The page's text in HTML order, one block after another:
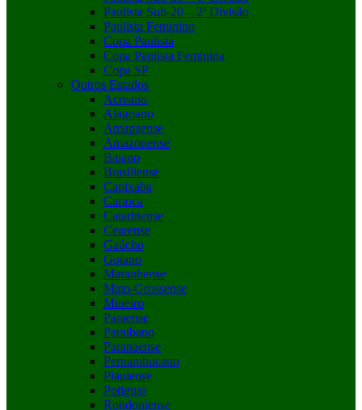
Paulista Sub-20 – 2ª Divisão
Paulista Feminino
Copa Paulista
Copa Paulista Feminina
Copa SP
Outros Estados
Acreano
Alagoano
Amapaense
Amazonense
Baiano
Brasiliense
Capixaba
Carioca
Catarinense
Cearense
Gaúcho
Goiano
Maranhense
Mato-Grossense
Mineiro
Paraense
Paraibano
Paranaense
Pernambucano
Piauiense
Potiguar
Rondoniense